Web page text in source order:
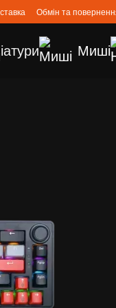
Обмін та
Миші